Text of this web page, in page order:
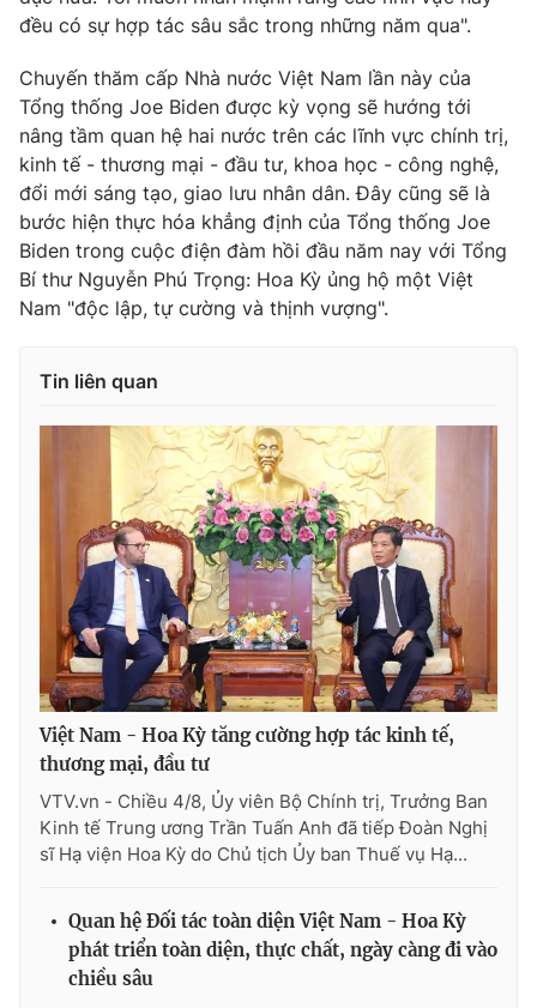
đều có sự hợp tác sâu sắc trong những năm qua".
Chuyến thăm cấp Nhà nước Việt Nam lần này của
Tổng thống Joe Biden được kỳ vọng sẽ hướng tới
nâng tầm quan hệ hai nước trên các lĩnh vực chính trị,
kinh tế - thương mại - đầu tư, khoa học - công nghệ,
đổi mới sáng tạo, giao lưu nhân dân. Đây cũng sẽ là
bước hiện thực hóa khẳng định của Tổng thống Joe
Biden trong cuộc điện đàm hồi đầu năm nay với Tổng
Bí thư Nguyễn Phú Trọng: Hoa Kỳ ủng hộ một Việt
Nam "độc lập, tự cường và thịnh vượng".
Tin liên quan
Việt Nam - Hoa Kỳ tăng cường hợp tác kinh tế,
thương mại, đầu tư
VTV.vn - Chiều 4/8, Ủy viên Bộ Chính trị, Trưởng Ban
Kinh tế Trung ương Trần Tuấn Anh đã tiếp Đoàn Nghị
sĩ Hạ viện Hoa Kỳ do Chủ tịch Ủy ban Thuế vụ Hạ...
Quan hệ Đối tác toàn diện Việt Nam - Hoa Kỳ
phát triển toàn diện, thực chất, ngày càng đi vào
chiều sâu